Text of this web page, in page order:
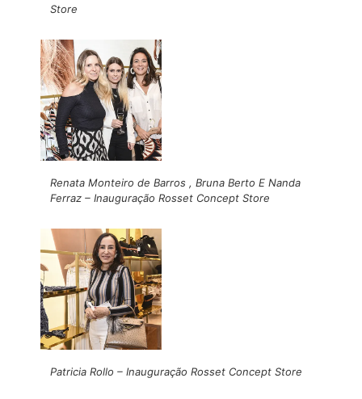
Store
Renata Monteiro de Barros , Bruna Berto E Nanda
Ferraz – Inauguração Rosset Concept Store
Patricia Rollo – Inauguração Rosset Concept Store